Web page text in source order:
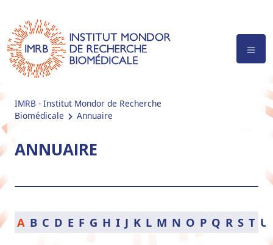
IMRB - Institut Mondor de Recherche
Biomédicale
Annuaire
ANNUAIRE
A B C D E F G H I J K L M N O P Q R S T U